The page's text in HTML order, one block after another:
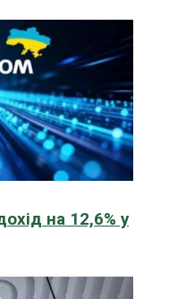
на 12,6% у